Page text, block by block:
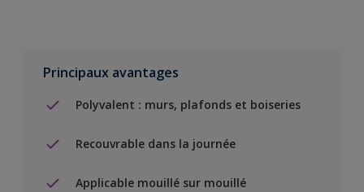
Principaux avantages
Polyvalent : murs, plafonds et boiseries
Recouvrable dans la journée
Applicable mouillé sur mouillé